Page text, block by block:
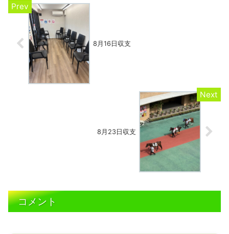
8月16日収支
8月23日収支
コメント